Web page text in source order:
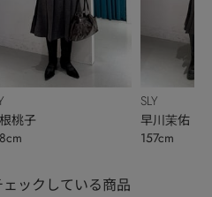
桃子
SLY
早川茉佑
157cm
ックしている商品